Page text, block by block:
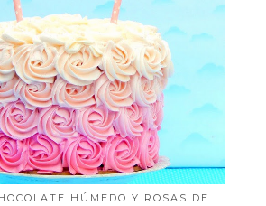
HÚMEDO Y ROSAS DE